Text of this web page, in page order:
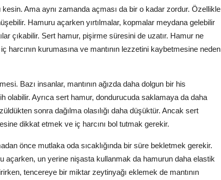
Ama aynı zamanda açması da bir o kadar zordur. Özellikle
Hamuru açarken yırtılmalar, kopmalar meydana gelebilir
çıkabilir. Sert hamur, pişirme süresini de uzatır. Hamur ne
kurumasına ve mantının lezzetini kaybetmesine neden
Bazı insanlar, mantının ağızda daha dolgun bir his
olabilir. Ayrıca sert hamur, dondurucuda saklamaya da daha
sonra dağılma olasılığı daha düşüktür. Ancak sert
dikkat etmek ve iç harcını bol tutmak gerekir.
önce mutlaka oda sıcaklığında bir süre bekletmek gerekir.
açarken, un yerine nişasta kullanmak da hamurun daha elastik
tencereye bir miktar zeytinyağı eklemek de mantının